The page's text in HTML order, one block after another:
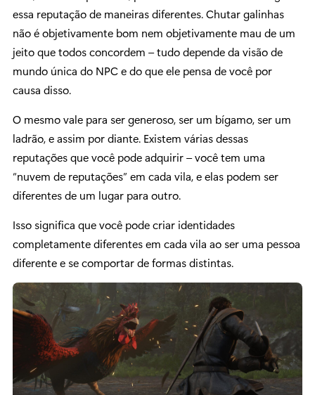
essa reputação de maneiras diferentes. Chutar galinhas
não é objetivamente bom nem objetivamente mau de um
jeito que todos concordem – tudo depende da visão de
mundo única do NPC e do que ele pensa de você por
causa disso.
O mesmo vale para ser generoso, ser um bígamo, ser um
ladrão, e assim por diante. Existem várias dessas
reputações que você pode adquirir – você tem uma
“nuvem de reputações” em cada vila, e elas podem ser
diferentes de um lugar para outro.
Isso significa que você pode criar identidades
completamente diferentes em cada vila ao ser uma pessoa
diferente e se comportar de formas distintas.